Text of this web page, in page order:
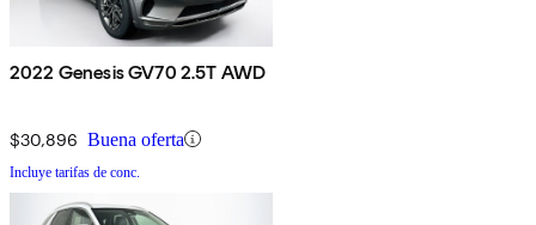
2022 Genesis GV70 2.5T AWD
$30,896 Buena oferta
Incluye tarifas de conc.